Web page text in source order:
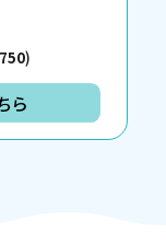
)
ら